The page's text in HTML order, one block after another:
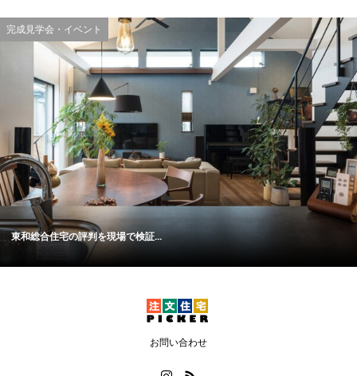
完成見学会・イベント
東和総合住宅の評判を現場で検証...
お問い合わせ